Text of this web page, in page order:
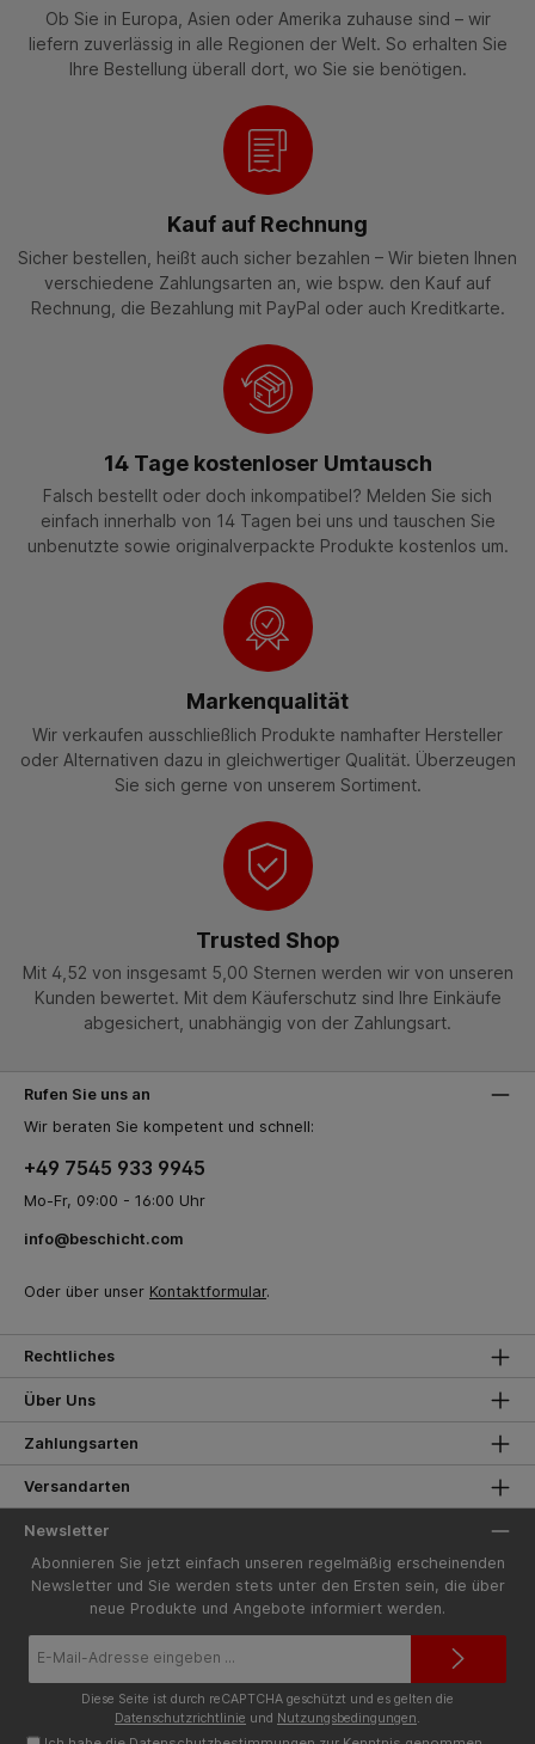
Ob Sie in Europa, Asien oder Amerika zuhause sind – wir
liefern zuverlässig in alle Regionen der Welt. So erhalten Sie
Ihre Bestellung überall dort, wo Sie sie benötigen.
Kauf auf Rechnung
Sicher bestellen, heißt auch sicher bezahlen – Wir bieten Ihnen
verschiedene Zahlungsarten an, wie bspw. den Kauf auf
Rechnung, die Bezahlung mit PayPal oder auch Kreditkarte.
14 Tage kostenloser Umtausch
Falsch bestellt oder doch inkompatibel? Melden Sie sich
einfach innerhalb von 14 Tagen bei uns und tauschen Sie
unbenutzte sowie originalverpackte Produkte kostenlos um.
Markenqualität
Wir verkaufen ausschließlich Produkte namhafter Hersteller
oder Alternativen dazu in gleichwertiger Qualität. Überzeugen
Sie sich gerne von unserem Sortiment.
Trusted Shop
Mit 4,52 von insgesamt 5,00 Sternen werden wir von unseren
Kunden bewertet. Mit dem Käuferschutz sind Ihre Einkäufe
abgesichert, unabhängig von der Zahlungsart.
Rufen Sie uns an
Wir beraten Sie kompetent und schnell:
+49 7545 933 9945
Mo-Fr, 09:00 - 16:00 Uhr
info@beschicht.com
Oder über unser Kontaktformular.
Rechtliches
Über Uns
Zahlungsarten
Versandarten
Newsletter
Abonnieren Sie jetzt einfach unseren regelmäßig erscheinenden
Newsletter und Sie werden stets unter den Ersten sein, die über
neue Produkte und Angebote informiert werden.
Mail-
Diese Seite ist durch reCAPTCHA geschützt und es gelten die
Datenschutzrichtlinie und Nutzungsbedingungen.